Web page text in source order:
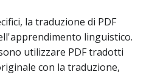
la traduzione di PDF
linguistico.
utilizzare PDF tradotti
con la traduzione,